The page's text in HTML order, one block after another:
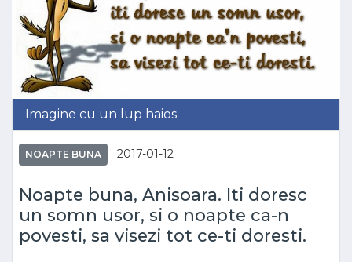
Imagine cu un lup haios
NOAPTE BUNA 2017-01-12
Noapte buna, Anisoara. Iti doresc
un somn usor, si o noapte ca-n
povesti, sa visezi tot ce-ti doresti.